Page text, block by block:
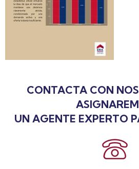
CONTACTA CON
UN AGENTE EXPERTO